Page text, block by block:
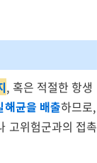
, 혹은 적절한 항생
해균을 배출하므로,
고위험군과의 접촉